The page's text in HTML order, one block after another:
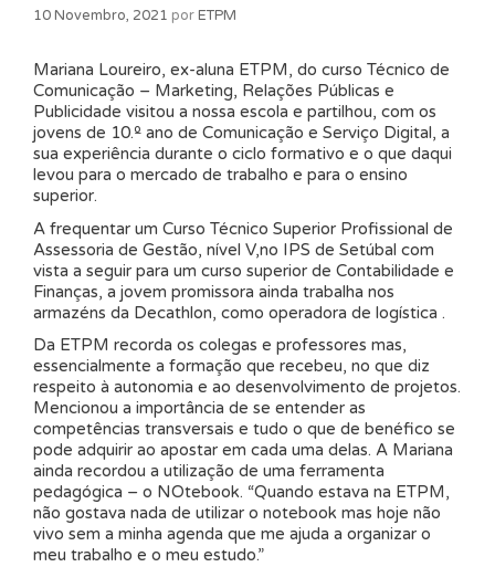
10 Novembro, 2021 porETPM
Mariana Loureiro, ex-aluna ETPM, do curso Técnico de
Comunicação – Marketing, Relações Públicas e
Publicidade visitou a nossa escola e partilhou, com os
jovens de 10.º ano de Comunicação e Serviço Digital, a
sua experiência durante o ciclo formativo e o que daqui
levou para o mercado de trabalho e para o ensino
superior.
A frequentar um Curso Técnico Superior Profissional de
Assessoria de Gestão, nível V,no IPS de Setúbal com
vista a seguir para um curso superior de Contabilidade e
Finanças, a jovem promissora ainda trabalha nos
armazéns da Decathlon, como operadora de logística .
Da ETPM recorda os colegas e professores mas,
essencialmente a formação que recebeu, no que diz
respeito à autonomia e ao desenvolvimento de projetos.
Mencionou a importância de se entender as
competências transversais e tudo o que de benéfico se
pode adquirir ao apostar em cada uma delas. A Mariana
ainda recordou a utilização de uma ferramenta
pedagógica – o NOtebook. “Quando estava na ETPM,
não gostava nada de utilizar o notebook mas hoje não
vivo sem a minha agenda que me ajuda a organizar o
meu trabalho e o meu estudo.”